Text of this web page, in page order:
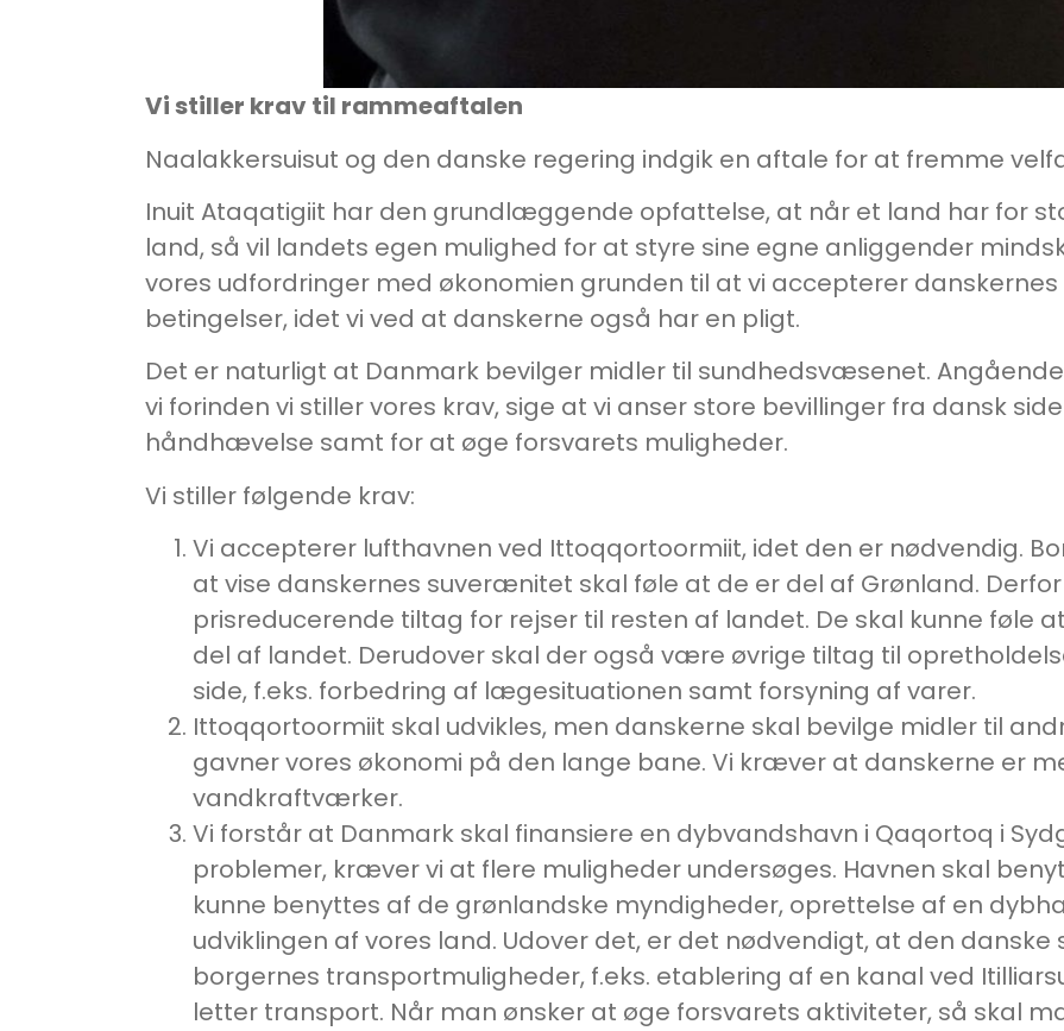
Vi stiller krav til rammeaftalen
Naalakkersuisut og den danske regering indgik en aftale for at fremme
Inuit Ataqatigiit har den grundlæggende opfattelse, at når et land har for
land, så vil landets egen mulighed for at styre sine egne anliggender
vores udfordringer med økonomien grunden til at vi accepterer
betingelser, idet vi ved at danskerne også har en pligt.
Det er naturligt at Danmark bevilger midler til sundhedsvæsenet.
vi forinden vi stiller vores krav, sige at vi anser store bevillinger fra dansk
håndhævelse samt for at øge forsvarets muligheder.
Vi stiller følgende krav:
Vi accepterer lufthavnen ved Ittoqqortoormiit, idet den er nødvendig.
at vise danskernes suverænitet skal føle at de er del af Grønland.
prisreducerende tiltag for rejser til resten af landet. De skal kunne føle
del af landet. Derudover skal der også være øvrige tiltag til
side, f.eks. forbedring af lægesituationen samt forsyning af varer.
Ittoqqortoormiit skal udvikles, men danskerne skal bevilge midler til
gavner vores økonomi på den lange bane. Vi kræver at danskerne er
vandkraftværker.
Vi forstår at Danmark skal finansiere en dybvandshavn i Qaqortoq i
problemer, kræver vi at flere muligheder undersøges. Havnen skal
kunne benyttes af de grønlandske myndigheder, oprettelse af en
udviklingen af vores land. Udover det, er det nødvendigt, at den
borgernes transportmuligheder, f.eks. etablering af en kanal ved
letter transport. Når man ønsker at øge forsvarets aktiviteter, så skal